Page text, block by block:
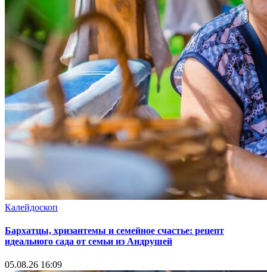
Калейдоскоп
Бархатцы, хризантемы и семейное счастье: рецепт
идеального сада от семьи из Андрушей
05.08.26 16:09